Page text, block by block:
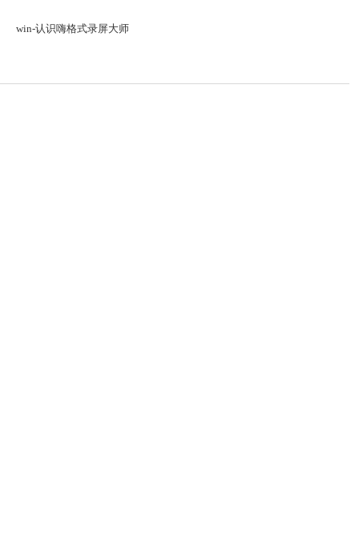
win-认识嗨格式录屏大师